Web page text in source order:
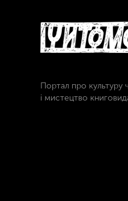
Портал про культуру
і мистецтво